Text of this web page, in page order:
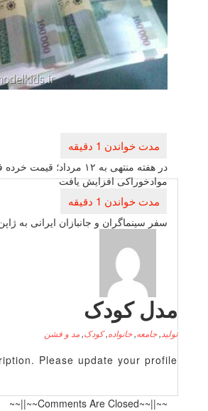
در هفته منتهی به ۱۲ مرداد؛ قیمت خرده فروشی ۸ گروه
افزایش یافت
و جانبازان ایرانی به ژاپن بعلاوه عكس
کودک
خانواده,کودک,مد و فشن
No description. Please update your